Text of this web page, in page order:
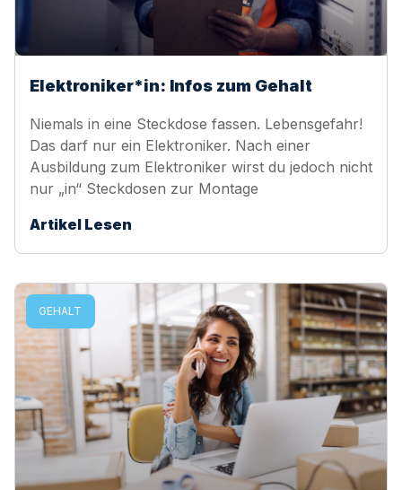
Elektroniker*in: Infos zum Gehalt
Niemals in eine Steckdose fassen. Lebensgefahr!
Das darf nur ein Elektroniker. Nach einer
Ausbildung zum Elektroniker wirst du jedoch nicht
nur „in“ Steckdosen zur Montage
Artikel Lesen
GEHALT